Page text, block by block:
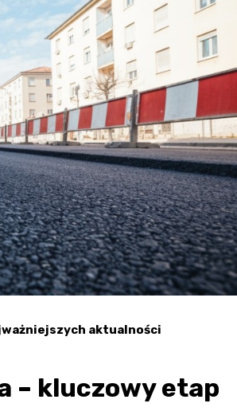
Fryzjer
Kino
Poczta
aktualności
– kluczowy etap